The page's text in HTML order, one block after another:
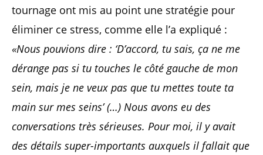
tournage ont mis au point une stratégie pour
éliminer ce stress, comme elle l’a expliqué :
«Nous pouvions dire : ‘D’accord, tu sais, ça ne me
dérange pas si tu touches le côté gauche de mon
sein, mais je ne veux pas que tu mettes toute ta
main sur mes seins’ (…) Nous avons eu des
conversations très sérieuses. Pour moi, il y avait
des détails super-importants auxquels il fallait que